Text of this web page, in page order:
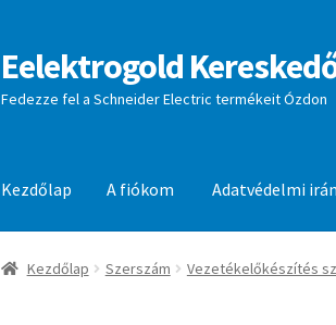
Ugrás
a
navigációhoz
Kilépés
a
tartalomba
Eelektrogold
Fedezze fel a Schneider Electric termékeit Ózdon
Kezdőlap A fiókom Adatvédelmi
Kezdőlap A fiókom Adatvédelmi irányelvek
Kezdőlap Szerszám Vezetékelőkészítés